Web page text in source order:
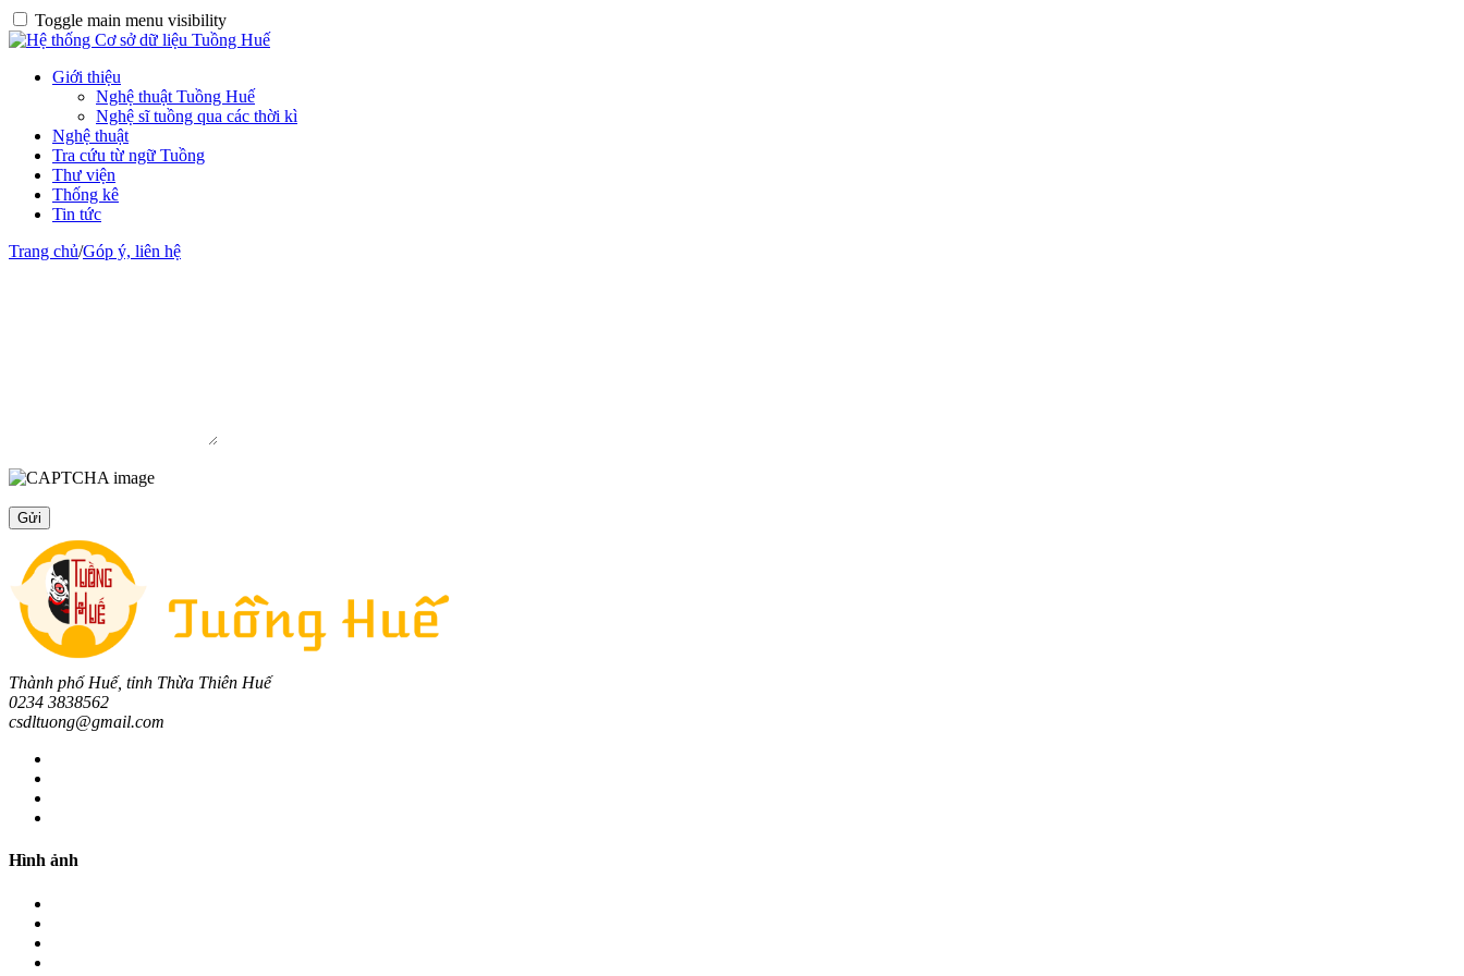
Toggle main menu visibility
Giới thiệu
Nghệ thuật Tuồng Huế
Nghệ sĩ tuồng qua các thời kì
Nghệ thuật
Tra cứu từ ngữ Tuồng
Thư viện
Thống kê
Tin tức
Trang chủ/Góp ý, liên hệ
Thành phố Huế, tỉnh Thừa Thiên Huế
0234 3838562
csdltuong@gmail.com
Hình ảnh